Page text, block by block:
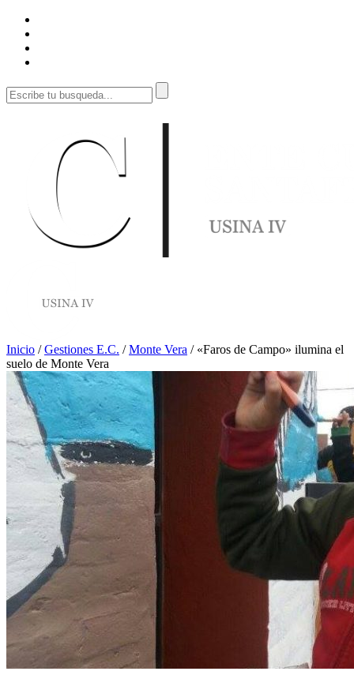
Inicio /Gestiones E.C. /Monte Vera / «Faros de Campo» ilumina el
suelo de Monte Vera